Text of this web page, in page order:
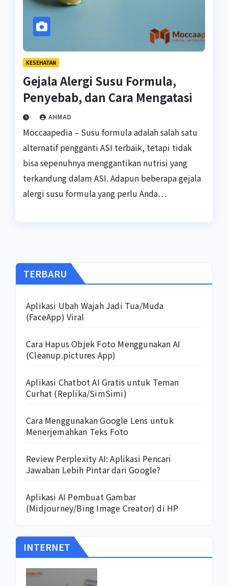
KESEHATAN
Gejala Alergi Susu Formula,
Penyebab, dan Cara Mengatasi
AHMAD
Moccaapedia – Susu formula adalah salah satu
alternatif pengganti ASI terbaik, tetapi tidak
bisa sepenuhnya menggantikan nutrisi yang
terkandung dalam ASI. Adapun beberapa gejala
alergi susu formula yang perlu Anda…
TERBARU
Aplikasi Ubah Wajah Jadi Tua/Muda
(FaceApp) Viral
Cara Hapus Objek Foto Menggunakan AI
(Cleanup.pictures App)
Aplikasi Chatbot AI Gratis untuk Teman
Curhat (Replika/SimSimi)
Cara Menggunakan Google Lens untuk
Menerjemahkan Teks Foto
Review Perplexity AI: Aplikasi Pencari
Jawaban Lebih Pintar dari Google?
Aplikasi AI Pembuat Gambar
(Midjourney/Bing Image Creator) di HP
INTERNET